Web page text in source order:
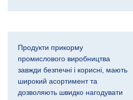
Продукти прикорму
промислового виробництва
завжди безпечні і корисні, мають
широкий асортимент та
дозволяють швидко нагодувати